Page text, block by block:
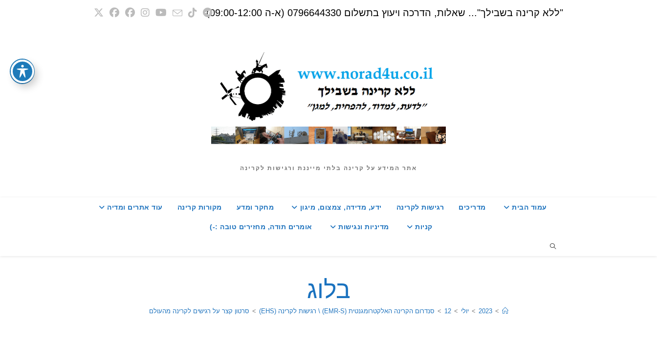
"ללא קרינה בשבילך"... שאלות, הדרכה ויעוץ בתשלום 0796644330 (א-ה 09:00-12:00)
אתר המידע על קרינה בלתי מייננת ורגישות לקרינה
עמוד הבית מדריכים רגישות לקרינה ידע, מדידה, צמצום, מיגון מחקר ומדע מקורות קרינה עוד אתרים ומדיה
קניות מדיניות ונגישות אומרים תודה, מחזירים טובה :-)
בלוג
>
2023
> יולי >
12
> סנדרום הקרינה האלקטרומגנטית (EMR-S) \ רגישות לקרינה (EHS) > סרטון קצר על רגישים לקרינה מהעולם